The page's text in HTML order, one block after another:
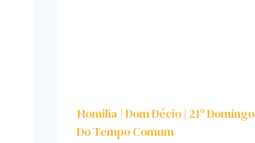
Homilia | Dom Décio | 21º Domingo
Do Tempo Comum